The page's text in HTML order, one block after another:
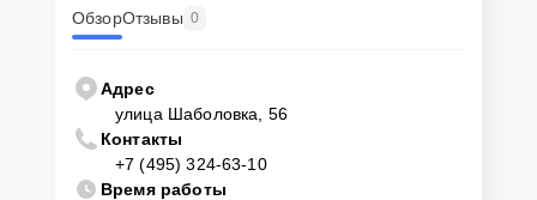
ОбзорОтзывы 0
Адрес
улица Шаболовка, 56
Контакты
+7 (495) 324-63-10
Время работы